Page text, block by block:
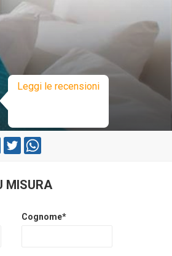
Leggi le recensioni
MISURA
Cognome*